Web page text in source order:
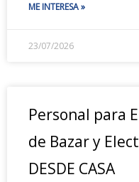
ME INTERESA »
23/07/2026
Personal para
de Bazar y
DESDE CASA